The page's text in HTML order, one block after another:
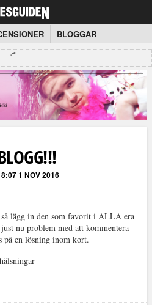
BLOGGAR
8:07 1 NOV 2016
så lägg in den som favorit i ALLA era
nu problem med att kommentera
på en lösning inom kort.